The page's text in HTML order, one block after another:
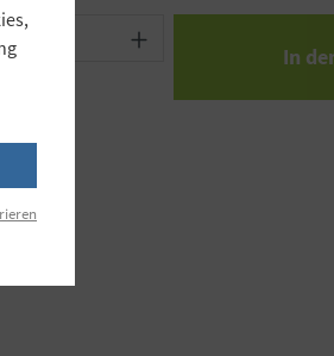
Anzahl: Gib den
In